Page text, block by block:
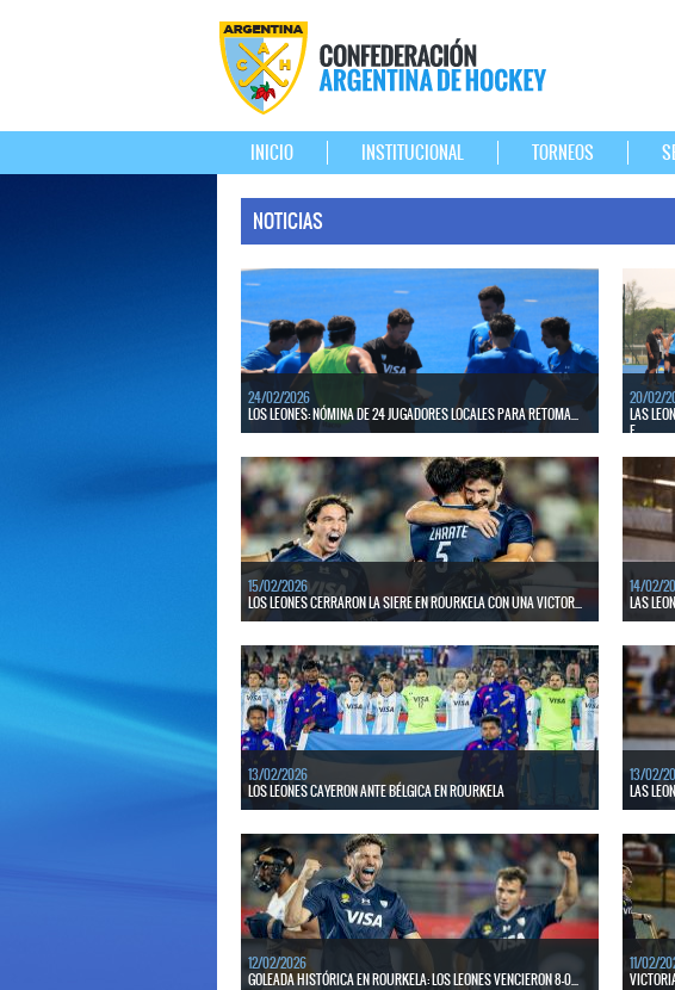
INICIO INSTITUCIONAL TORNEOS
NOTICIAS
24/02/2026
LOS LEONES: NÓMINA DE 24 JUGADORES LOCALES PARA RETOMA...
de convocados del medio local que comenzarán las prácticas
el martes 3 de marzo en el CeNARD.
LEER MÁS
20/02/
LAS
E...
El
en el
LEER
15/02/2026
LOS LEONES CERRARON LA SIERE EN ROURKELA CON UNA VICTOR...
League 2025-26.
LEER MÁS
14/02/
LAS
LEER
13/02/2026
LOS LEONES CAYERON ANTE BÉLGICA EN ROURKELA
Leones por 5 a 2.
LEER MÁS
13/02/
LAS
Majo
LEER
12/02/2026
GOLEADA HISTÓRICA EN ROURKELA: LOS LEONES VENCIERON 8-0...
11/02/